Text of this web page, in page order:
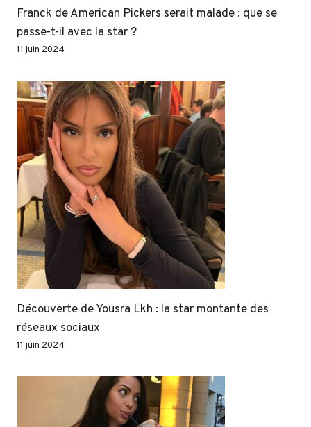
Franck de American Pickers serait malade : que se
passe-t-il avec la star ?
11 juin 2024
Découverte de Yousra Lkh : la star montante des
réseaux sociaux
11 juin 2024